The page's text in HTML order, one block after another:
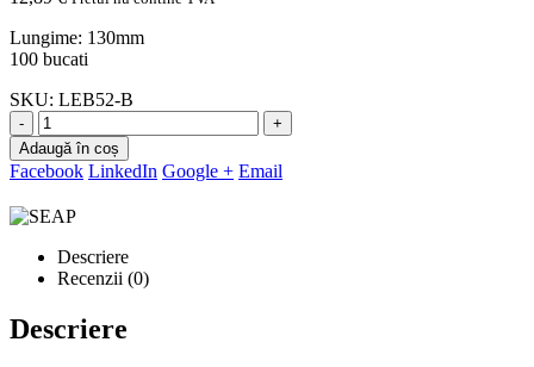
Lungime: 130mm
100 bucati
SKU: LEB52-B
-
+
Adaugă în coș
Facebook LinkedIn Google + Email
Descriere
Recenzii (0)
Descriere